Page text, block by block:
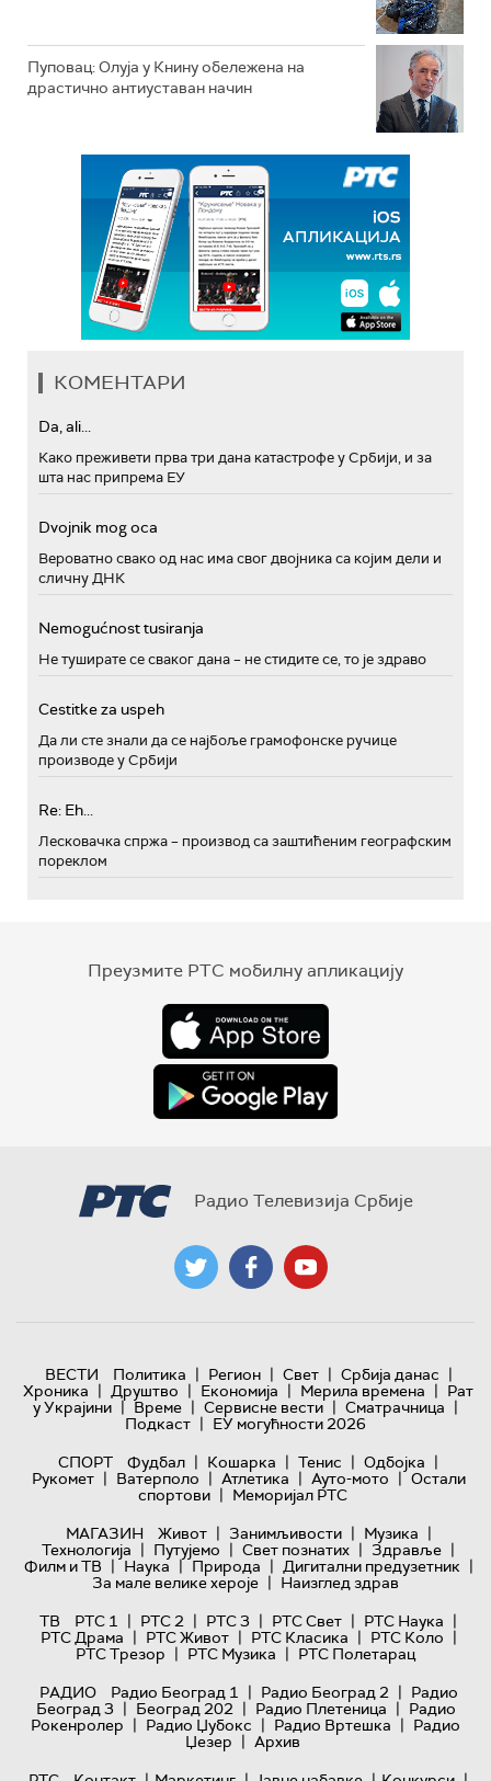
Пуповац: Олуја у Книну обележена на
драстично антиуставан начин
КОМЕНТАРИ
Da, ali...
Како преживети прва три дана катастрофе у Србији, и за
шта нас припрема ЕУ
Dvojnik mog oca
Вероватно свако од нас има свог двојника са којим дели и
сличну ДНК
Nemogućnost tusiranja
Не туширате се сваког дана – не стидите се, то је здраво
Cestitke za uspeh
Да ли сте знали да се најбоље грамофонске ручице
производе у Србији
Re: Eh...
Лесковачка спржа – производ са заштићеним географским
пореклом
Преузмите РТС мобилну апликацију
Радио Телевизија Србије
ВЕСТИ Политика | Регион | Свет | Србија данас |
Хроника | Друштво | Економија | Мерила времена | Рат
у Украјини | Време | Сервисне вести | Сматрачница |
Подкаст | ЕУ могућности 2026
СПОРТ
Фудбал | Кошарка | Тенис | Одбојка |
Рукомет | Ватерполо | Атлетика | Ауто-мото | Остали
спортови | Меморијал РТС
МАГАЗИН
Живот | Занимљивости | Музика |
Технологијa | Путујемо | Свет познатих | Здравље |
Филм и ТВ | Наука | Природа | Дигитални предузетник |
За мале велике хероје | Наизглед здрав
ТВ
РТС 1 | РТС 2 | РТС 3 | РТС Свет | РТС Наука |
РТС Драма | РТС Живот | РТС Класика | РТС Коло |
РТС Трезор | РТС Музика | РТС Полетарац
РАДИО
Радио Београд 1 | Радио Београд 2 | Радио
Београд 3 | Београд 202 | Радио Плетеница | Радио
Рокенролер | Радио Џубокс | Радио Вртешка | Радио
Џезер | Архив